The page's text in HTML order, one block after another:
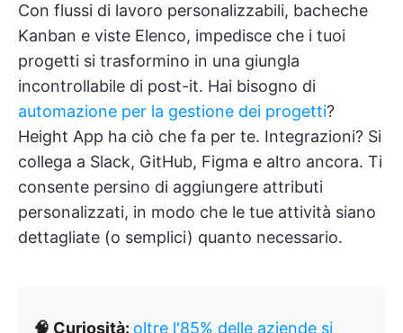
Con flussi di lavoro personalizzabili, bacheche
Kanban e viste Elenco, impedisce che i tuoi
progetti si trasformino in una giungla
incontrollabile di post-it. Hai bisogno di
automazione per la gestione dei progetti?
Height App ha ciò che fa per te. Integrazioni? Si
collega a Slack, GitHub, Figma e altro ancora. Ti
consente persino di aggiungere attributi
personalizzati, in modo che le tue attività siano
dettagliate (o semplici) quanto necessario.
🧠 Curiosità: oltre l'85% delle aziende si